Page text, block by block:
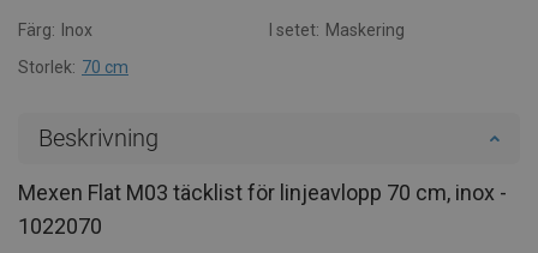
Färg:
Inox I setet: Maskering
Storlek: 70 cm
Beskrivning
Mexen Flat M03 täcklist för linjeavlopp 70 cm, inox -
1022070